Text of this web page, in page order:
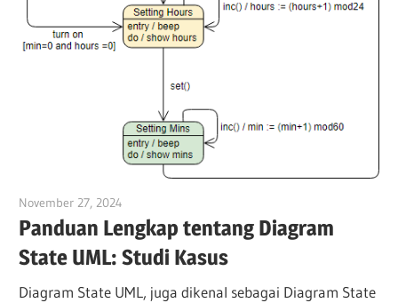
November 27, 2024
Panduan Lengkap tentang Diagram
State UML: Studi Kasus
Diagram State UML, juga dikenal sebagai Diagram State